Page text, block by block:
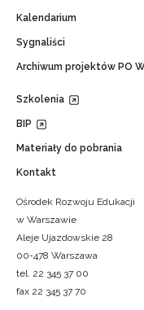
Kalendarium
Sygnaliści
Archiwum projektów PO
Szkolenia
BIP
Materiały do pobrania
Kontakt
Ośrodek Rozwoju Edukacji
w Warszawie
Aleje Ujazdowskie 28
00-478 Warszawa
tel. 22 345 37 00
fax 22 345 37 70